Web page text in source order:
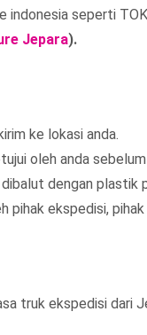
seperti
Jepara).
ke lokasi anda.
oleh anda
dengan
pihak ekspedisi,
truk ekspedisi dari